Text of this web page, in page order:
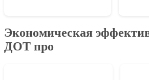
Экономическая
ДОТ про